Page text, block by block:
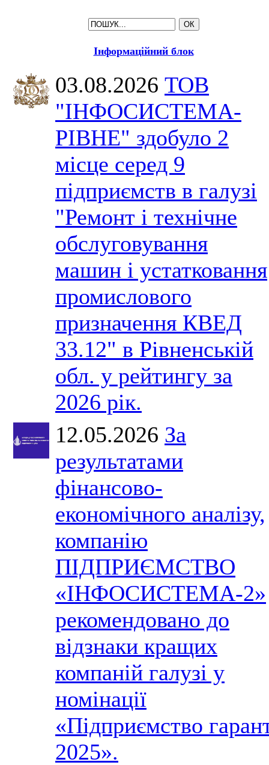
Інформаційний блок
03.08.2026 ТОВ
"ІНФОСИСТЕМА-
РІВНЕ" здобуло 2
місце серед 9
підприємств в галузі
"Ремонт і технічне
обслуговування
машин і устатковання
промислового
призначення КВЕД
33.12" в Рівненській
обл. у рейтингу за
2026 рік.
12.05.2026 За
результатами
фінансово-
економічного аналізу,
компанію
ПІДПРИЄМСТВО
«ІНФОСИСТЕМА-2»
рекомендовано до
відзнаки кращих
компаній галузі у
номінації
«Підприємство
2025».